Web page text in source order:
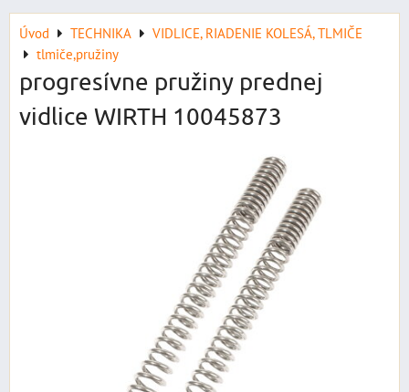
Úvod TECHNIKA
VIDLICE, RIADENIE KOLESÁ, TLMIČE
tlmiče,pružiny
progresívne pružiny prednej
vidlice WIRTH 10045873